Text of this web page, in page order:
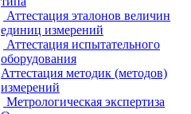
Аттестация эталонов величин
единиц измерений
Аттестация испытательного
оборудования
Аттестация методик (методов)
измерений
Метрологическая экспертиза